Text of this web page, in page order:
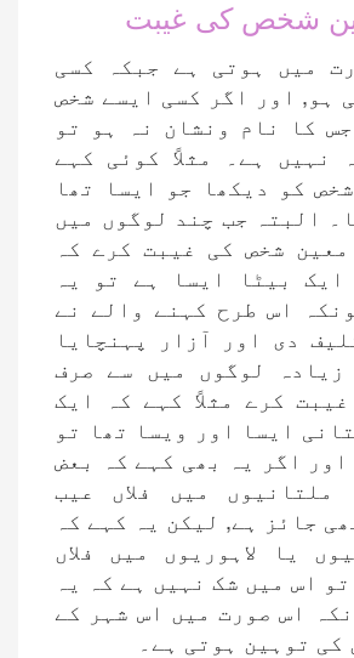
شخص کی غیبت
میں ہوتی ہے جبکہ کسی
ہو, اور اگر کسی ایسے شخص
کا نام ونشان نہ ہو تو
نہیں ہے۔ مثلاً کوئی کہے
کو دیکھا جو ایسا تھا
البتہ جب چند لوگوں میں
شخص کی غیبت کرے کہ
ایک بیٹا ایسا ہے تو یہ
اس طرح کہنے والے نے
دی اور آزار پہنچایا
زیادہ لوگوں میں سے صرف
کرے مثلاً کہے کہ ایک
ایسا اور ویسا تھا تو
اور اگر یہ بھی کہے کہ بعض
ملتانیوں میں فلاں عیب
جائز ہے, لیکن یہ کہے کہ
یا لاہوریوں میں فلاں
اس میں شک نہیں ہے کہ یہ
اس صورت میں اس شہر کے
توہین ہوتی ہے۔